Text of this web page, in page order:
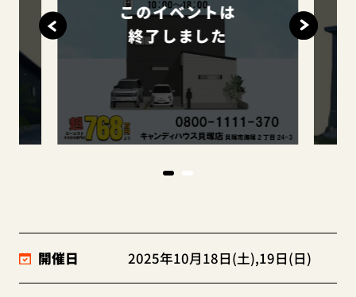
このイベントは
終了しました
開催日 2025年10月18日(土),19日(日)